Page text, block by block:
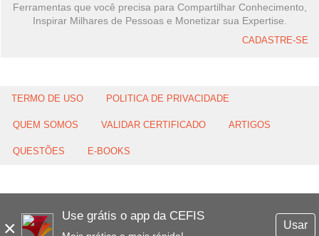
×
Use grátis o app da CEFIS
Usar
Ferramentas que você precisa para Compartilhar Conhecimento,
Inspirar Milhares de Pessoas e Monetizar sua Expertise.
CADASTRE-SE
TERMO DE USO POLITICA DE PRIVACIDADE
QUEM SOMOS VALIDAR CERTIFICADO ARTIGOS
QUESTÕES E-BOOKS